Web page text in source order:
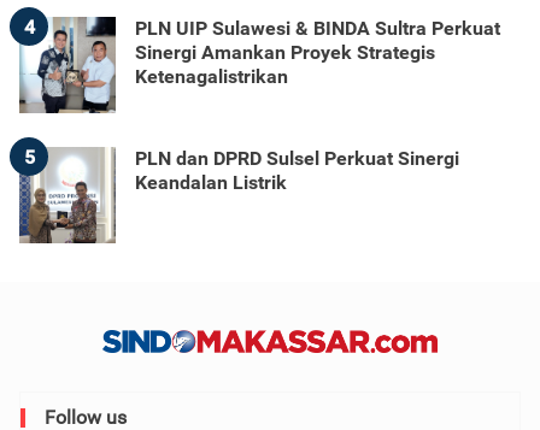
4
PLN UIP Sulawesi & BINDA Sultra Perkuat
Sinergi Amankan Proyek Strategis
Ketenagalistrikan
5
PLN dan DPRD Sulsel Perkuat Sinergi
Keandalan Listrik
Follow us